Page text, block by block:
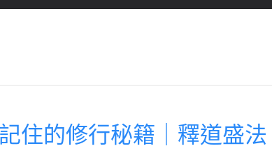
住的修行秘籍｜釋道盛法